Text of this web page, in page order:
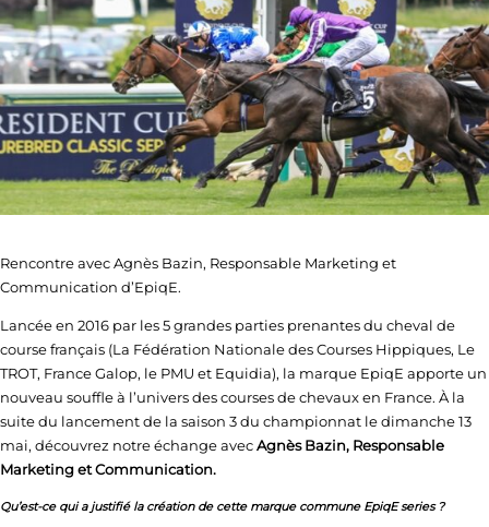
Rencontre avec Agnès Bazin, Responsable Marketing et
Communication d’EpiqE.
Lancée en 2016 par les 5 grandes parties prenantes du cheval de
course français (La Fédération Nationale des Courses Hippiques, Le
TROT, France Galop, le PMU et Equidia), la marque EpiqE apporte un
nouveau souffle à l’univers des courses de chevaux en France. À la
suite du lancement de la saison 3 du championnat le dimanche 13
mai, découvrez notre échange avecAgnès Bazin, Responsable
Marketing et Communication.
Qu’est-ce qui a justifié la création de cette marque commune EpiqE series ?